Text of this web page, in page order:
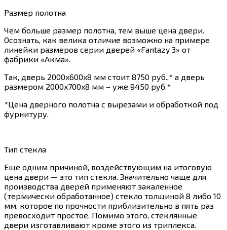
Размер полотна
Чем больше размер полотна, тем выше цена двери.
Осознать, как велика отличие возможно на примере
линейки размеров серии дверей «Fantazy 3» от
фабрики «Акма».
Так, дверь 2000x600x8 мм стоит 8750 руб.,* а дверь
размером 2000x700x8 мм – уже 9450 руб.*
*Цена дверного полотна с вырезами и обработкой под
фурнитуру.
Тип стекла
Еще одним причиной, воздействующим на итоговую
цена двери — это тип стекла. Значительно чаще для
производства дверей применяют закаленное
(термически обработанное) стекло толщиной 8 либо 10
мм, которое по прочности приблизительно в пять раз
превосходит простое. Помимо этого, стеклянные
двери изготавливают кроме этого из триплекса.